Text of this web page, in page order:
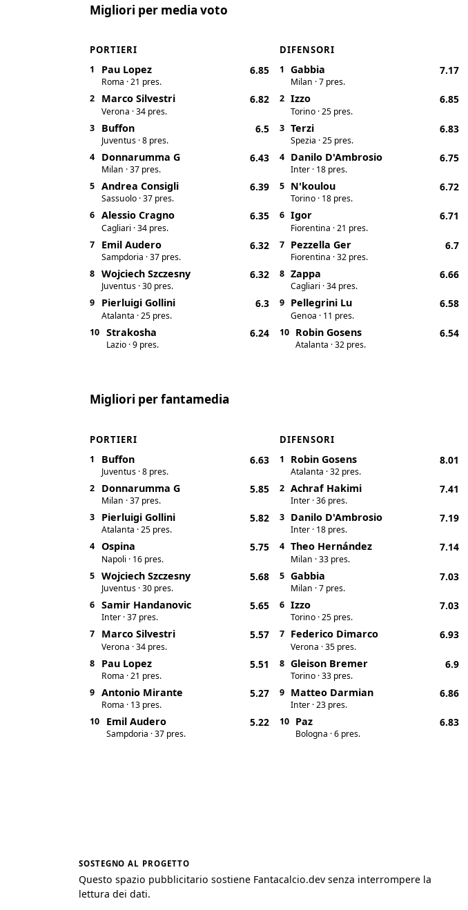
Migliori per media voto
PORTIERI
1 Pau Lopez
Roma · 21 pres.
6.85
2 Marco Silvestri
Verona · 34 pres.
6.82
3 Buffon
Juventus · 8 pres.
6.5
4 Donnarumma G
Milan · 37 pres.
6.43
5 Andrea Consigli
Sassuolo · 37 pres.
6.39
6 Alessio Cragno
Cagliari · 34 pres.
6.35
7 Emil Audero
Sampdoria · 37 pres.
6.32
8 Wojciech Szczesny
Juventus · 30 pres.
6.32
9 Pierluigi Gollini
Atalanta · 25 pres.
6.3
10 Strakosha
Lazio · 9 pres.
6.24
DIFENSORI
1 Gabbia
Milan · 7 pres.
7.17
2 Izzo
Torino · 25 pres.
6.85
3 Terzi
Spezia · 25 pres.
6.83
4 Danilo D'Ambrosio
Inter · 18 pres.
6.75
5 N'koulou
Torino · 18 pres.
6.72
6 Igor
Fiorentina · 21 pres.
6.71
7 Pezzella Ger
Fiorentina · 32 pres.
6.7
8 Zappa
Cagliari · 34 pres.
6.66
9 Pellegrini Lu
Genoa · 11 pres.
6.58
10 Robin Gosens
Atalanta · 32 pres.
6.54
Migliori per fantamedia
PORTIERI
1 Buffon
Juventus · 8 pres.
6.63
2 Donnarumma G
Milan · 37 pres.
5.85
3 Pierluigi Gollini
Atalanta · 25 pres.
5.82
4 Ospina
Napoli · 16 pres.
5.75
5 Wojciech Szczesny
Juventus · 30 pres.
5.68
6 Samir Handanovic
Inter · 37 pres.
5.65
7 Marco Silvestri
Verona · 34 pres.
5.57
8 Pau Lopez
Roma · 21 pres.
5.51
9 Antonio Mirante
Roma · 13 pres.
5.27
10 Emil Audero
Sampdoria · 37 pres.
5.22
DIFENSORI
1 Robin Gosens
Atalanta · 32 pres.
8.01
2 Achraf Hakimi
Inter · 36 pres.
7.41
3 Danilo D'Ambrosio
Inter · 18 pres.
7.19
4 Theo Hernández
Milan · 33 pres.
7.14
5 Gabbia
Milan · 7 pres.
7.03
6 Izzo
Torino · 25 pres.
7.03
7 Federico Dimarco
Verona · 35 pres.
6.93
8 Gleison Bremer
Torino · 33 pres.
6.9
9 Matteo Darmian
Inter · 23 pres.
6.86
10 Paz
Bologna · 6 pres.
6.83
SOSTEGNO AL PROGETTO
Questo spazio pubblicitario sostiene Fantacalcio.dev senza interrompere la
lettura dei dati.